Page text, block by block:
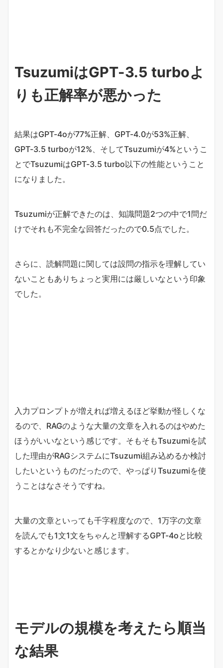
TsuzumiはGPT-3.5 turboよ
りも正解率が悪かった
結果はGPT-4oが77%正解、GPT-4.0が53%正解、
GPT-3.5 turboが12%、そしてTsuzumiが4%というこ
とでTsuzumiはGPT-3.5 turbo以下の性能ということ
になりました。
Tsuzumiが正解できたのは、知識問題2つの中で1問だ
けでそれも不完全な回答だったので0.5点でした。
さらに、読解問題に関しては設問の指示を理解してい
ないこともありちょっと実用には厳しいなという印象
でした。
入力プロンプトが増えれば増えるほど挙動が怪しくな
るので、RAGのような大量の文章を入れるのはやめた
ほうがいいなという感じです。そもそもTsuzumiを試
した理由がRAGシステムにTsuzumi組み込めるか検討
したいというものだったので、やっぱりTsuzumiを使
うことはなさそうですね。
大量の文章といっても千字程度なので、1万字の文章
を読んでも1文1文をちゃんと理解するGPT-4oと比較
するとかなり少ないと感じます。
モデルの規模を考えたら順当
な結果